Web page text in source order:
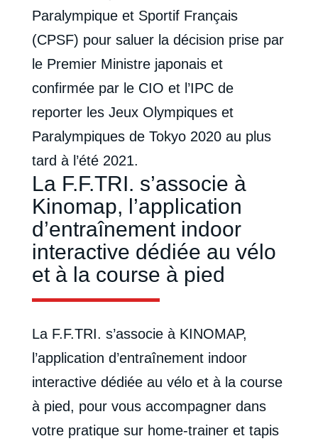
Paralympique et Sportif Français
(CPSF) pour saluer la décision prise par
le Premier Ministre japonais et
confirmée par le CIO et l’IPC de
reporter les Jeux Olympiques et
Paralympiques de Tokyo 2020 au plus
tard à l’été 2021.
La F.F.TRI. s’associe à
Kinomap, l’application
d’entraînement indoor
interactive dédiée au vélo
et à la course à pied
La F.F.TRI. s’associe à KINOMAP,
l’application d’entraînement indoor
interactive dédiée au vélo et à la course
à pied, pour vous accompagner dans
votre pratique sur home-trainer et tapis